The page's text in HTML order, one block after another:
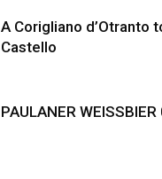
A Corigliano d’Otranto
Castello
PAULANER WEISSBIER